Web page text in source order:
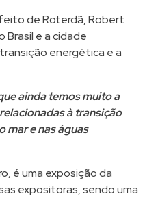
de Roterdã, Robert
e a cidade
energética e a
ainda temos muito a
à transição
mar e nas águas
é uma exposição da
expositoras, sendo uma